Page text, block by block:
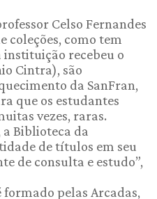
Celso Fernandes
coleções, como tem
recebeu o
Cintra), são
da SanFran,
que os estudantes
vezes, raras.
a Biblioteca da
de títulos em seu
de consulta e estudo”,
pelas Arcadas,